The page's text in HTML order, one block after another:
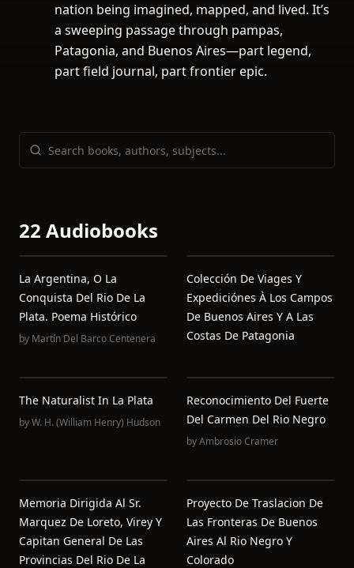
nation being imagined, mapped, and lived. It’s
a sweeping passage through pampas,
Patagonia, and Buenos Aires—part legend,
part field journal, part frontier epic.
22 Audiobooks
La Argentina, O La
Conquista Del Rio De La
Plata. Poema Histórico
by Martín Del Barco Centenera
Colección De Viages Y
Expediciónes À Los Campos
De Buenos Aires Y A Las
Costas De Patagonia
The Naturalist In La Plata
byW. H. (William Henry) Hudson
Reconocimiento Del Fuerte
Del Carmen Del Rio Negro
byAmbrosio Cramer
Memoria Dirigida Al Sr.
Marquez De Loreto, Virey Y
Capitan General De Las
Provincias Del Rio De La
Proyecto De Traslacion De
Las Fronteras De Buenos
Aires Al Rio Negro Y
Colorado